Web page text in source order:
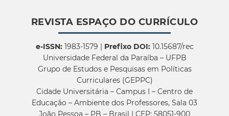
REVISTA ESPAÇO DO CURRÍCULO
e-ISSN:1983-1579 | Prefixo DOI:10.15687/rec
Universidade Federal da Paraíba – UFPB
Grupo de Estudos e Pesquisas em Políticas
Curriculares (GEPPC)
Cidade Universitária – Campus I – Centro de
Educação – Ambiente dos Professores, Sala 03
João Pessoa – PB – Brasil | CEP: 58051-900